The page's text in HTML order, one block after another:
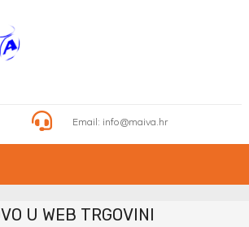
Email: info@maiva.hr
U WEB TRGOVINI